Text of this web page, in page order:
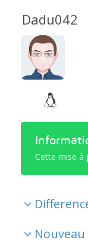
Dadu042
Cette mise à
Nouveau